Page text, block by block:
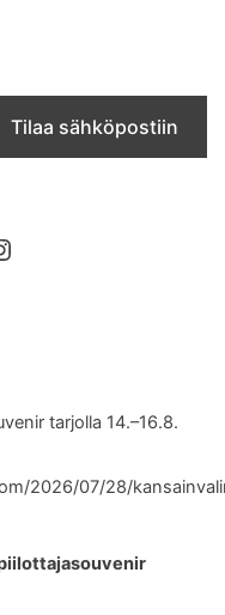
Tilaa sähköpostiin
tarjolla 14.–16.8.
2026/07/28/